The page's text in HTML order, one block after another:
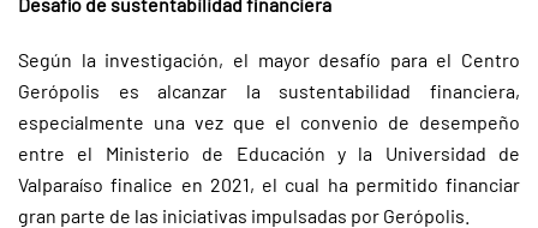
Según la investigación, el mayor desafío para el Centro
Gerópolis es alcanzar la sustentabilidad financiera,
especialmente una vez que el convenio de desempeño
entre el Ministerio de Educación y la Universidad de
Valparaíso finalice en 2021, el cual ha permitido financiar
gran parte de las iniciativas impulsadas por Gerópolis.